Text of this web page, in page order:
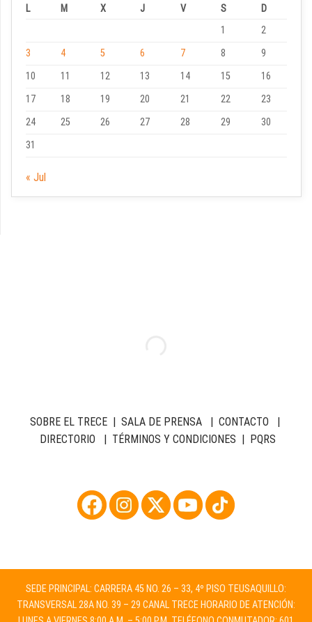
L M X J V S
D
1
2
3
4 5 6 7 8
9
10
11 12 13 14 15
16
17
18 19 20 21 22
23
24
25 26 27 28 29
30
31
« Jul
SOBRE EL TRECE| SALA DE PRENSA| CONTACTO |
DIRECTORIO | TÉRMINOS Y CONDICIONES | PQRS
SEDE PRINCIPAL: CARRERA 45 NO. 26 – 33, 4º PISO TEUSAQUILLO:
TRANSVERSAL 28A NO. 39 – 29 CANAL TRECE HORARIO DE ATENCIÓN: